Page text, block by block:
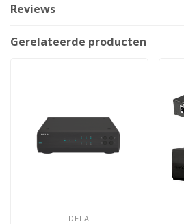
Reviews
Gerelateerde producten
DELA